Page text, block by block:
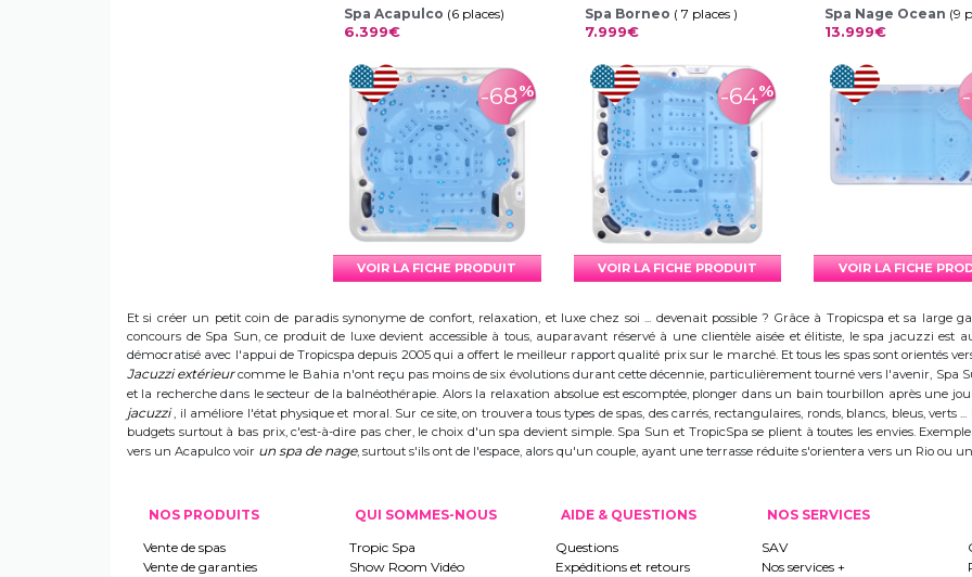
Spa Acapulco (6 places)
6.399€
-68%
VOIR LA FICHE PRODUIT
Spa Borneo ( 7 places )
7.999€
-64%
VOIR LA FICHE PRODUIT
Spa Nage Ocean (9
13.999€
VOIR LA FICHE
Et si créer un petit coin de paradis synonyme de confort, relaxation, et luxe chez soi ... devenait possible ? Grâce à Tropicspa et sa large
concours de Spa Sun, ce produit de luxe devient accessible à tous, auparavant réservé à une clientèle aisée et élitiste, le spa jacuzzi
démocratisé avec l'appui de Tropicspa depuis 2005 qui a offert le meilleur rapport qualité prix sur le marché. Et tous les spas sont orientés
Jacuzzi extérieurcomme le Bahia n'ont reçu pas moins de six évolutions durant cette décennie, particulièrement tourné vers l'avenir, Spa
et la recherche dans le secteur de la balnéothérapie. Alors la relaxation absolue est escomptée, plonger dans un bain tourbillon après une
jacuzzi, il améliore l'état physique et moral. Sur ce site, on trouvera tous types de spas, des carrés, rectangulaires, ronds, blancs, bleus, verts
budgets surtout à bas prix, c'est-à-dire pas cher, le choix d'un spa devient simple. Spa Sun et TropicSpa se plient à toutes les envies.
vers un Acapulco voir un spa de nage, surtout s'ils ont de l'espace, alors qu'un couple, ayant une terrasse réduite s'orientera vers un Rio ou
NOS PRODUITS
Vente de spas
Vente de garanties
QUI SOMMES-NOUS
Tropic Spa
Show Room Vidéo
AIDE & QUESTIONS
Questions
Expéditions et retours
NOS SERVICES
SAV
Nos services +